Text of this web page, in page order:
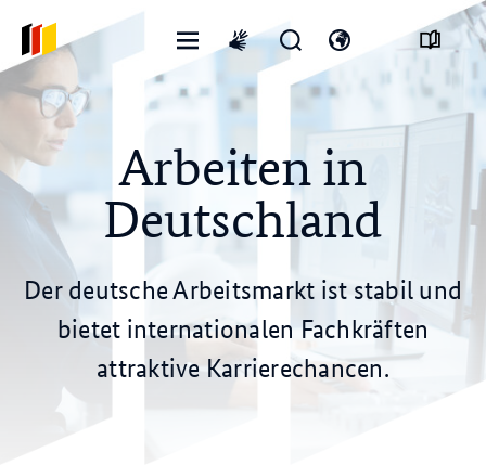
Menü
öffnen sign
language
SuchformularSprachmenü
öffnen
Arbeiten in
Deutschland
Der deutsche Arbeitsmarkt ist stabil und
bietet internationalen Fachkräften
attraktive Karrierechancen.